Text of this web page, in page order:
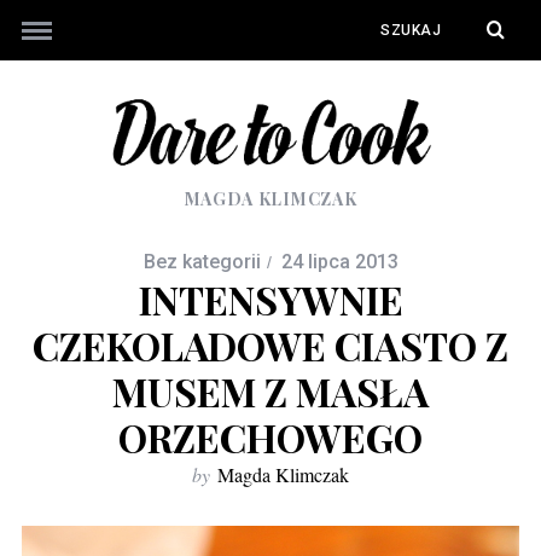
MAGDA KLIMCZAK
Bez kategorii 24 lipca 2013
INTENSYWNIE
CZEKOLADOWE CIASTO Z
MUSEM Z MASŁA
ORZECHOWEGO
by Magda Klimczak